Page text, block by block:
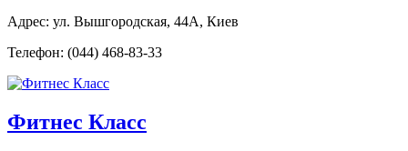
Адрес: ул. Вышгородская, 44А, Киев
Телефон: (044) 468-83-33
Фитнес Класс